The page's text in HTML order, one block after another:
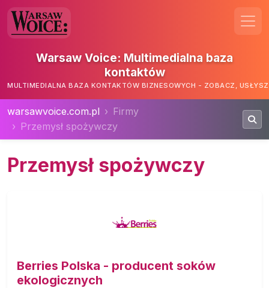
Warsaw Voice: Multimedialna baza
kontaktów
MULTIMEDIALNA BAZA KONTAKTÓW BIZNESOWYCH - ZOBACZ,
warsawvoice.com.pl
Firmy
Przemysł spożywczy
Przemysł spożywczy
Berries Polska - producent soków
ekologicznych